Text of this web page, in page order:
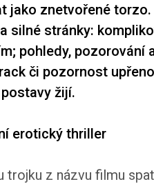
jako znetvořené
silné stránky:
pohledy, pozorování
či pozornost
žijí.
erotický thriller
trojku z názvu filmu